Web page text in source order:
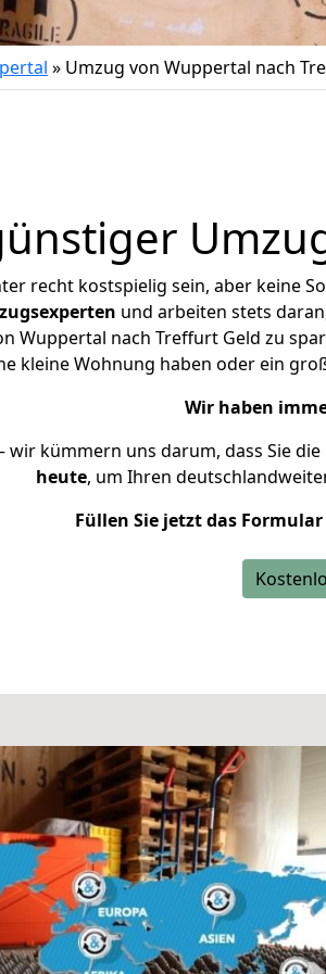
» Umzug von Wuppertal nach
recht kostspielig sein, aber keine
und arbeiten stets
Wuppertal nach Treffurt Geld zu
kleine Wohnung haben oder ein
Wir haben
wir kümmern uns darum, dass Sie
heute, um Ihren
Füllen Sie jetzt das